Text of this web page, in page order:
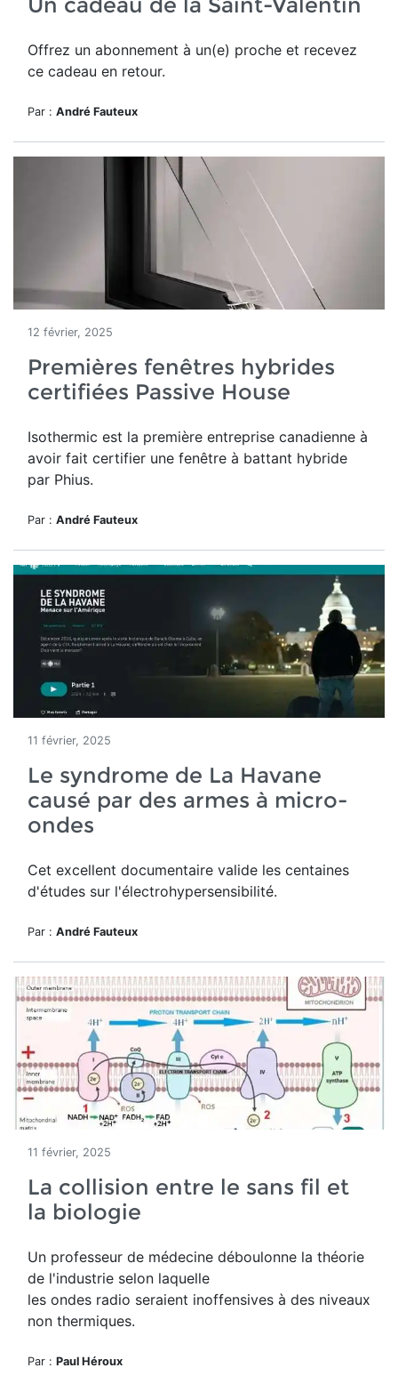
Offrez un abonnement à un(e) proche et recevez
ce cadeau en retour.
Par : André Fauteux
12 février, 2025
Premières fenêtres hybrides
certifiées Passive House
Isothermic est la première entreprise canadienne à
avoir fait certifier une fenêtre à battant hybride
par Phius.
Par : André Fauteux
11 février, 2025
Le syndrome de La Havane
causé par des armes à micro-
ondes
Cet excellent documentaire valide les centaines
d'études sur l'électrohypersensibilité.
Par : André Fauteux
11 février, 2025
La collision entre le sans fil et
la biologie
Un professeur de médecine déboulonne la théorie
de l'industrie selon laquelle
les ondes radio seraient inoffensives à des niveaux
non thermiques.
Par : Paul Héroux